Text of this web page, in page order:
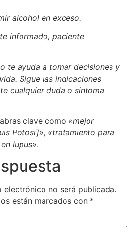
alcohol en exceso.
informado, paciente
te ayuda a tomar decisiones y
Sigue las indicaciones
cualquier duda o síntoma
clave como «mejor
Potosí]», «tratamiento para
lupus».
electrónico no será publicada.
están marcados con *